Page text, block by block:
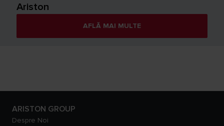
Ariston
AFLĂ MAI MULTE
ARISTON GROUP
Despre Noi